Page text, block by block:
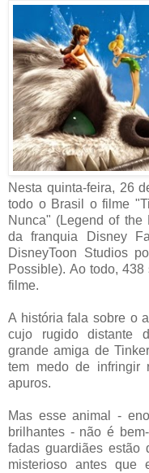
Nesta quinta-feira, 26
todo o Brasil o filme
Nunca" (Legend of the
da franquia Disney
DisneyToon Studios
Possible). Ao todo,
filme.
A história fala sobre o
cujo rugido distante
grande amiga de
tem medo de infringir
apuros.
Mas esse animal -
brilhantes - não é
fadas guardiães estão
misterioso antes que